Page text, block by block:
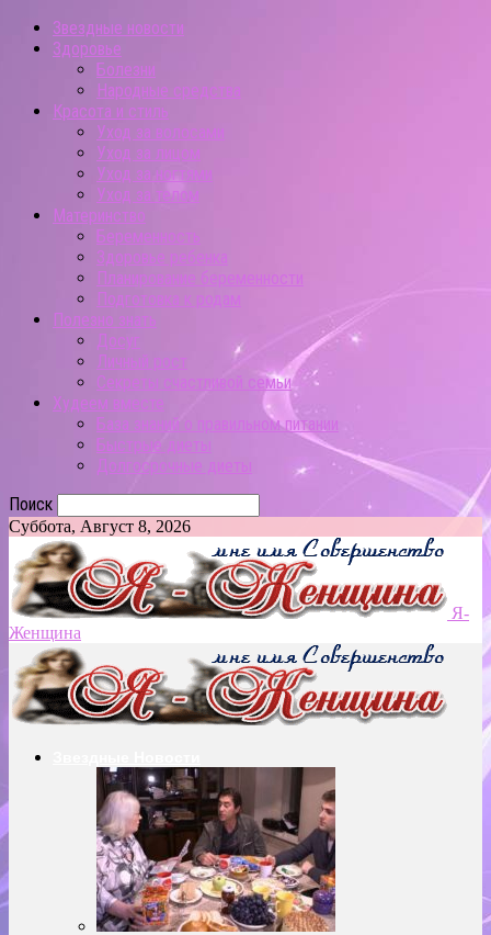
Звездные новости
Здоровье
Болезни
Народные средства
Красота и стиль
Уход за волосами
Уход за лицом
Уход за ногтями
Уход за телом
Материнство
Беременность
Здоровье ребенка
Планирование беременности
Подготовка к родам
Полезно знать
Досуг
Личный рост
Секреты счастливой семьи
Худеем вместе
База знаний о правильном питании
Быстрые диеты
Долгосрочные диеты
Поиск
Суббота, Август 8, 2026
Я-
Женщина